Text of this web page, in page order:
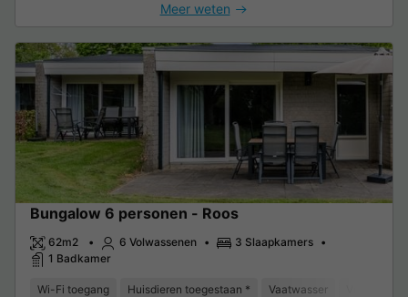
Meer weten
Bungalow 6 personen - Roos
62m2 6 Volwassenen
3 Slaapkamers
1 Badkamer
Wi-Fi toegang Huisdieren toegestaan * Vaatwasser